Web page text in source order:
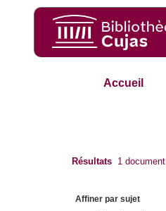
Accueil
Résultats 1 document
Affiner par sujet